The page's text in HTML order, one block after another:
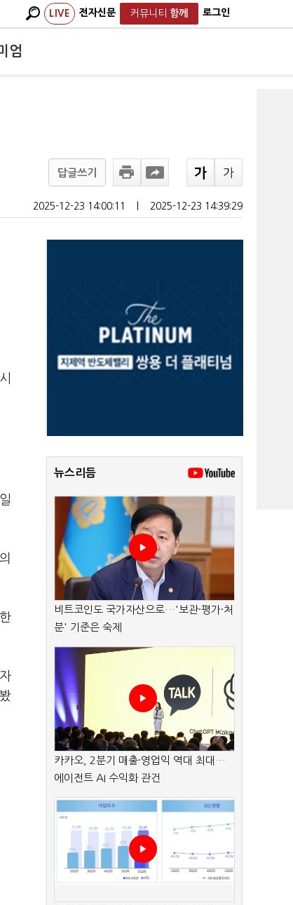
LIVE 전자신문 커뮤니티 함께 로그인
엄
답글쓰기
2025-12-23 14:00:11 2025-12-23 14:39:29
뉴스리듬
비트코인도 국가자산으로…'보관·평가·처
분' 기준은 숙제
카카오, 2분기 매출·영업익 역대 최대…
에이전트 AI 수익화 관건